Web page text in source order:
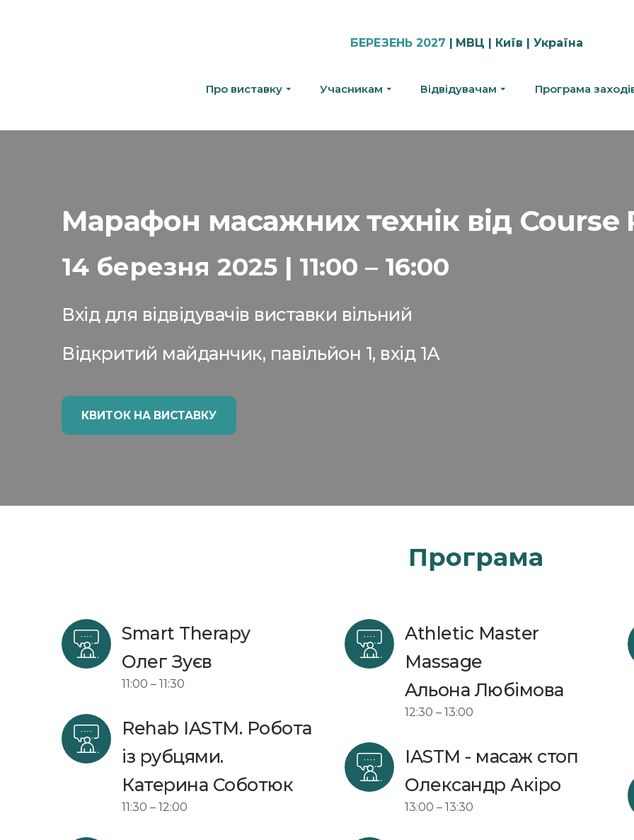
БЕРЕЗЕНЬ 2027 | МВЦ | Київ | Україна
Про виставку Учасникам Відвідувачам Програма
Марафон масажних технік від Course
14 березня 2025 | 11:00 – 16:00
Вхід для відвідувачів виставки вільний
Відкритий майданчик, павільйон 1, вхід 1А
КВИТОК НА ВИСТАВКУ
Програма
Smart Therapy
Олег Зуєв
11:00 – 11:30
Rehab IASTM. Робота
із рубцями.
Катерина Соботюк
11:30 – 12:00
Athletic Master
Massage
Aльона Любімова
12:30 – 13:00
IASTM - масаж стоп
Олександр Акіро
13:00 – 13:30